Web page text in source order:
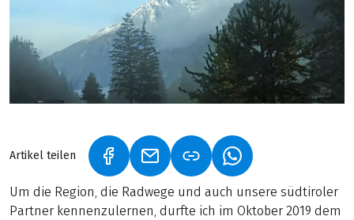
Artikel teilen (LINK ÖFFNET IN NEUEM TAB)
(LINK ÖFFNET IN NEUEM TAB)
(LINK ÖFFNET IN
Um die Region, die Radwege und auch unsere südtiroler
Partner kennenzulernen, durfte ich im Oktober 2019 dem